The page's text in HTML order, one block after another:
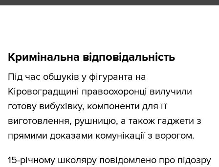
Кримінальна відповідальність
Під час обшуків у фігуранта на
Кіровоградщині правоохоронці вилучили
готову вибухівку, компоненти для її
виготовлення, рушницю, а також гаджети з
прямими доказами комунікації з ворогом.
15-річному школяру повідомлено про підозру